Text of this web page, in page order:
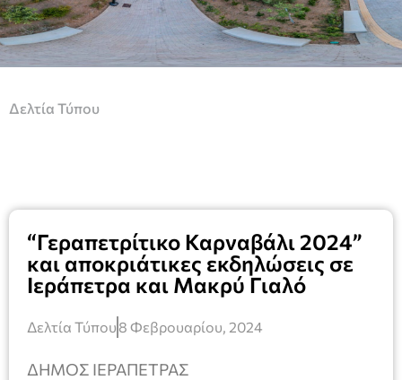
Δελτία Τύπου
“Γεραπετρίτικο Καρναβάλι 2024”
και αποκριάτικες εκδηλώσεις σε
Ιεράπετρα και Μακρύ Γιαλό
Δελτία Τύπου 8 Φεβρουαρίου, 2024
ΔΗΜΟΣ ΙΕΡΑΠΕΤΡΑΣ